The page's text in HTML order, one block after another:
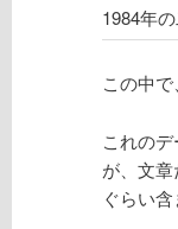
1984年
この中
これの
が、文
ぐらい